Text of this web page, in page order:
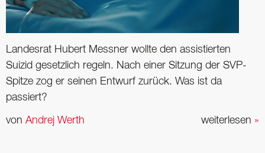
Landesrat Hubert Messner wollte den assistierten
Suizid gesetzlich regeln. Nach einer Sitzung der SVP-
Spitze zog er seinen Entwurf zurück. Was ist da
passiert?
weiterlesen »
von Andrej Werth